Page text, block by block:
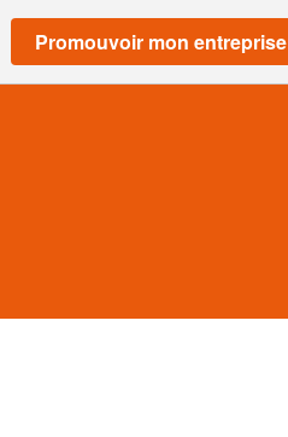
Promouvoir mon entreprise